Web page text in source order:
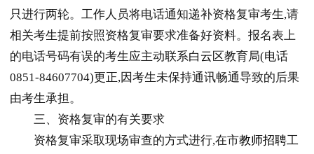
只进行两轮。工作人员将电话通知递补资格复审考生,请
相关考生提前按照资格复审要求准备好资料。报名表上
的电话号码有误的考生应主动联系白云区教育局(电话
0851-84607704)更正,因考生未保持通讯畅通导致的后果
由考生承担。
三、资格复审的有关要求
资格复审采取现场审查的方式进行,在市教师招聘工